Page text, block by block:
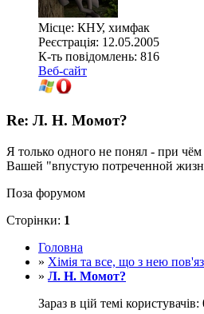
Місце: КНУ, химфак
Реєстрація: 12.05.2005
К-ть повідомлень: 816
Веб-сайт
Re: Л. Н. Момот?
Я только одного не понял - при чём
Вашей "впустую потреченной
Поза форумом
Сторінки: 1
Головна
» Хімія та все, що з нею
» Л. Н. Момот?
Зараз в цій темі користувачів: